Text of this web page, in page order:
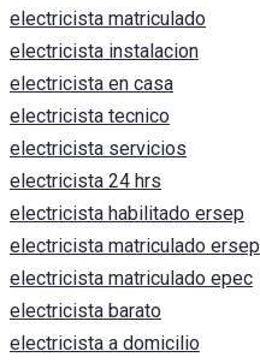
electricista matriculado
electricista instalacion
electricista en casa
electricista tecnico
electricista servicios
electricista 24 hrs
electricista habilitado ersep
electricista matriculado ersep
electricista matriculado epec
electricista barato
electricista a domicilio